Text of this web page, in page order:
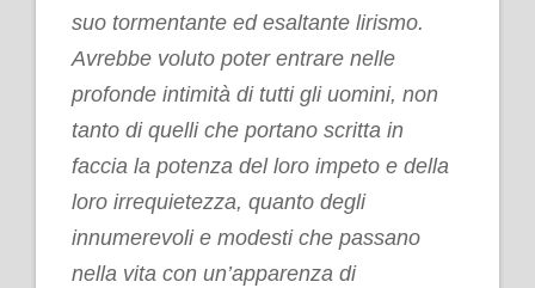
suo tormentante ed esaltante lirismo.
Avrebbe voluto poter entrare nelle
profonde intimità di tutti gli uomini, non
tanto di quelli che portano scritta in
faccia la potenza del loro impeto e della
loro irrequietezza, quanto degli
innumerevoli e modesti che passano
nella vita con un’apparenza di